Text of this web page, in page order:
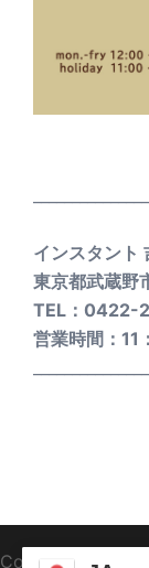
インスタント
東京都武蔵野
TEL：0422-
営業時間：
Copyright1995-